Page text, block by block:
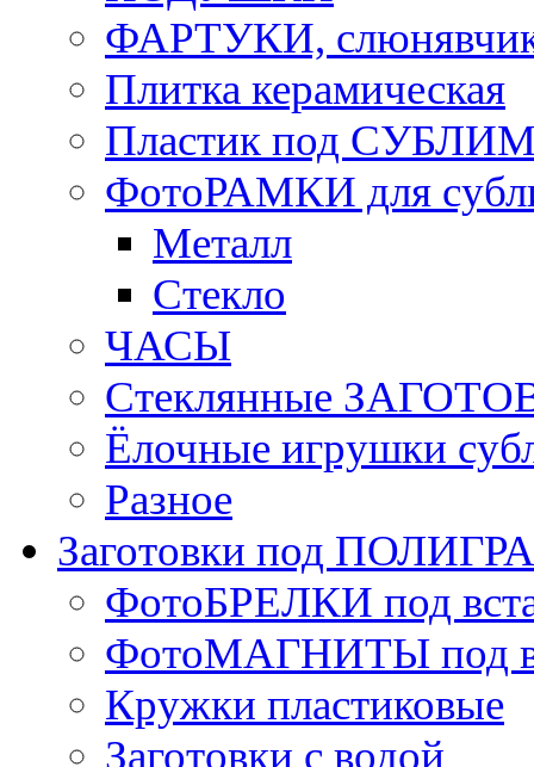
ФАРТУКИ,
Плитка керамическая
Пластик под
ФотоРАМКИ для
Металл
Стекло
ЧАСЫ
Стеклянные
Ёлочные игрушки
Разное
Заготовки под
ФотоБРЕЛКИ под
ФотоМАГНИТЫ под
Кружки пластиковые
Заготовки с водой